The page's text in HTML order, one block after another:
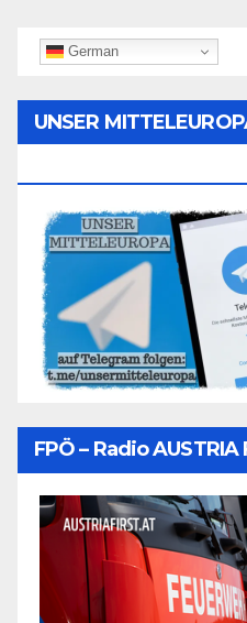
German
UNSER
FPÖ – Radio AUSTRIA